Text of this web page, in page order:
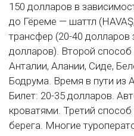
150 долларов в
до Гёреме — шаттл
трансфер (20-40 долларов
долларов). Второй
Анталии, Алании, Сиде,
Бодрума. Время в пути из
Билет: 20-35 долларов.
кроватями. Третий
берега. Многие